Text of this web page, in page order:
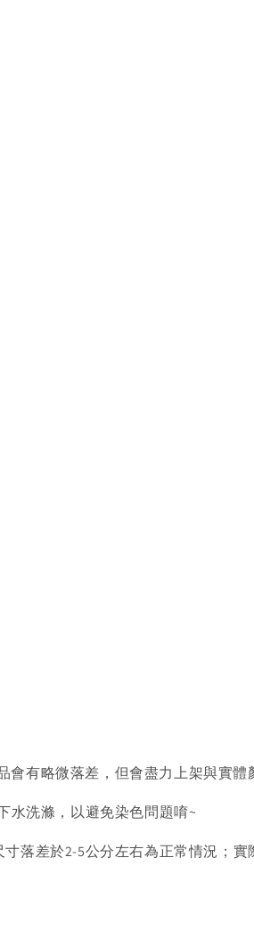
有略微落差，但會盡力上架與實體
水洗滌，以避免染色問題唷~
落差於2-5公分左右為正常情況；